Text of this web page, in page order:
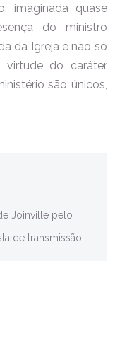
imaginada quase
do ministro
da Igreja e não só
virtude do caráter
são únicos,
Joinville pelo
de transmissão.